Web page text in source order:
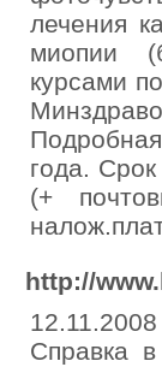
лечения
миопии
курсами
года.
(+
http://
12.11.2008
Справка